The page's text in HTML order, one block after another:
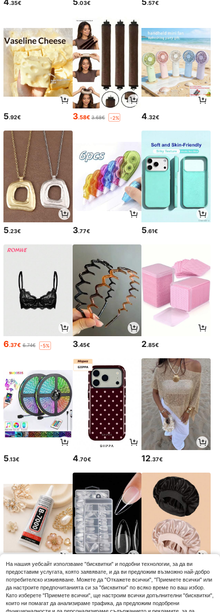
4.35€ 5.03€ 5.57€
5.92€ 3.58€ 3.68€ -2% 4.32€
5.23€ 3.77€ 5.61€
6.37€ 6.74€ -5% 3.45€ 2.85€
5.13€ 4.70€ 12.37€
3.08€ 4.15€ 3.33€
На нашия уебсайт използваме "бисквитки" и подобни технологии, за да ви
предоставим услугата, която заявявате, и да ви предложим възможно най-добро
потребителско изживяване. Можете да "Откажете всички", "Приемете всички" или
да настроите предпочитанията си за "бисквитки" по всяко време по ваш избор.
Като изберете "Приемете всички", ще настроим всички допълнителни "бисквитки",
които ни помагат да анализираме трафика, да предложим подобрени